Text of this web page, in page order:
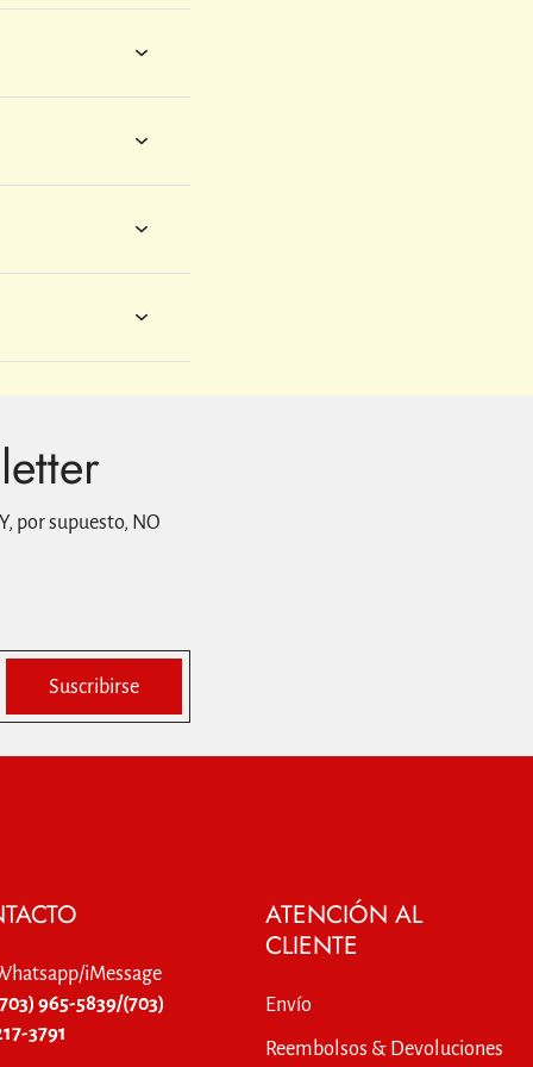
por supuesto, NO
Suscribirse
iMessage
965-5839/(703)
3791
ATENCIÓN AL
CLIENTE
Envío
Reembolsos & Devoluciones